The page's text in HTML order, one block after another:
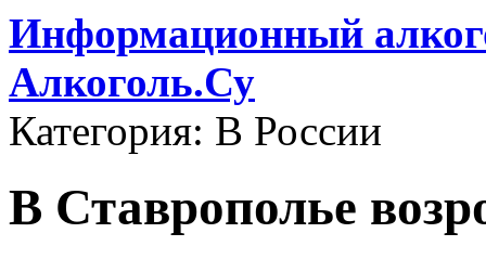
Информационный
Алкоголь.Су
Категория: В России
В Ставрополье